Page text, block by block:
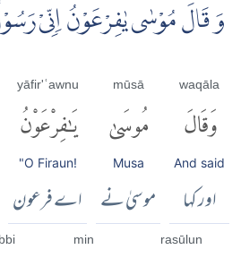
وَ قَالَ مُوْسٰى يٰفِرْعَوْنُ اِنِّىْ
waqāla
وَقَالَ
And said
اور کہا
mūsā
مُوسَىٰ
Musa
موسیٰ نے
yāfir'ʿawnu
يَٰفِرْعَوْنُ
"O Firaun!
اے فرعون
rasūlun
min